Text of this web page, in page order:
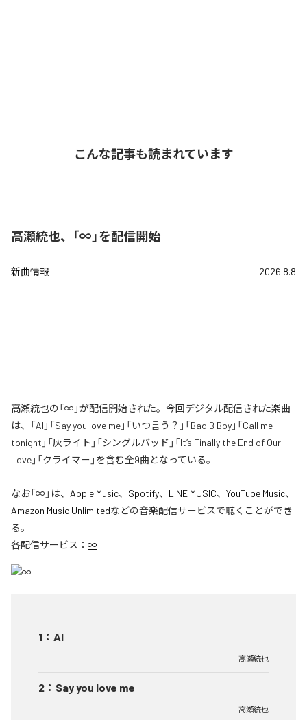
こんな記事も読まれています
高瀬統也、「∞」を配信開始
新曲情報 2026.8.8
高瀬統也の「∞」が配信開始された。今回デジタル配信された楽曲
は、「AI」「Say you love me」「いつ言う？」「Bad B Boy」「Call me
tonight」「灰ライト」「シングルバッド」「It’s Finally the End of Our
Love」「クライマー」を含む全9曲となっている。
なお「∞ 」は、 Apple Music、 Spotify、 LINE MUSIC、 YouTube Music、
Amazon Music Unlimitedなどの音楽配信サービスで聴くことができ
る。
各配信サービス： ∞
1 ： AI
高瀬統也
2 ： Say you love me
高瀬統也